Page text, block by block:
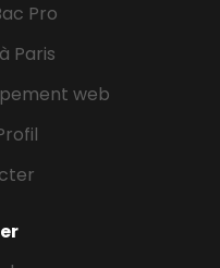
Pro
Paris
web